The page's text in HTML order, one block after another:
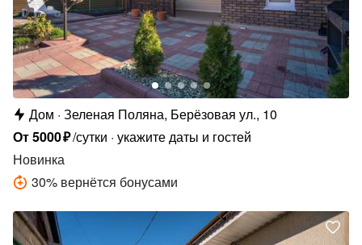
Дом Зеленая Поляна, Берёзовая ул., 10
От5000₽/сутки укажите даты и гостей
Новинка
30% вернётся бонусами